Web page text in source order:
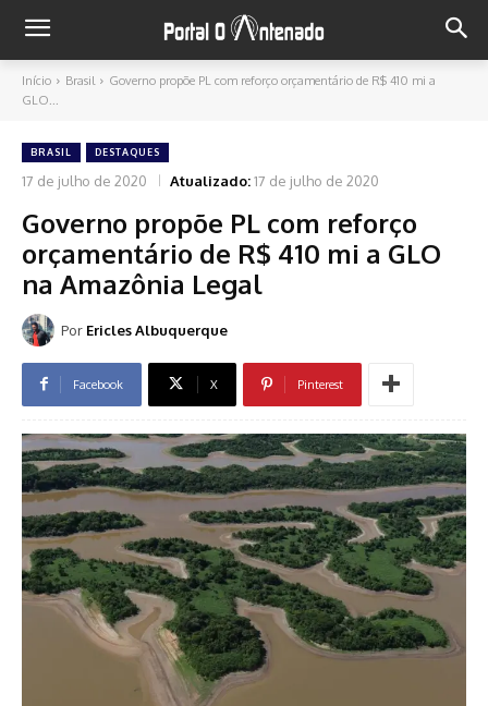
Início Brasil
Governo propõe PL com reforço orçamentário de R$ 410 mi a
GLO...
BRASIL DESTAQUES
17 de julho de 2020 Atualizado:17 de julho de 2020
Governo propõe PL com reforço
orçamentário de R$ 410 mi a GLO
na Amazônia Legal
Por Ericles Albuquerque
Facebook X Pinterest